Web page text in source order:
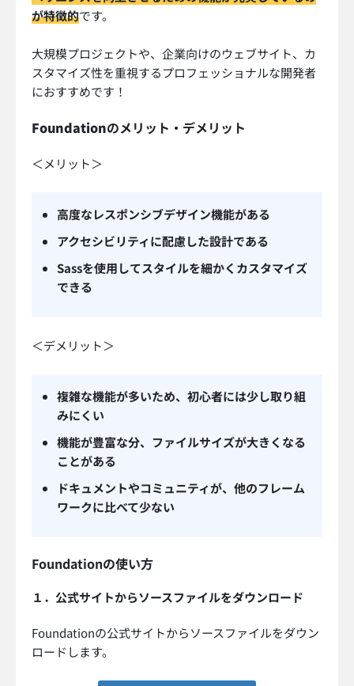
が特徴的です。
大規模プロジェクトや、企業向けのウェブサイト、カ
スタマイズ性を重視するプロフェッショナルな開発者
におすすめです！
Foundationのメリット・デメリット
＜メリット＞
高度なレスポンシブデザイン機能がある
アクセシビリティに配慮した設計である
Sassを使用してスタイルを細かくカスタマイズ
できる
＜デメリット＞
複雑な機能が多いため、初心者には少し取り組
みにくい
機能が豊富な分、ファイルサイズが大きくなる
ことがある
ドキュメントやコミュニティが、他のフレーム
ワークに比べて少ない
Foundationの使い方
１．公式サイトからソースファイルをダウンロード
Foundationの公式サイトからソースファイルをダウン
ロードします。